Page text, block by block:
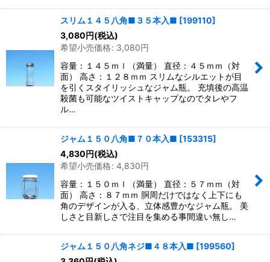
スリム１４５八角■３５本入■ [199110]
3,080円(税込)
希望小売価格: 3,080円
容量：１４５ｍｌ（満量） 直径：４５ｍｍ（対
面） 高さ：１２８ｍｍ スリムなシルエットが目
を引くスタイリッシュなジャム瓶。 充填後の高温
殺菌も可能なツイストキャップなのでタレやフ
ル…
ジャム１５０八角■７０本入■ [153315]
4,830円(税込)
希望小売価格: 4,830円
容量：１５０ｍｌ（満量） 直径：５７ｍｍ（対
面） 高さ：８７ｍｍ 胴周だけではなく上下にも
角のデザインが入る、立体感豊かなジャム瓶。 美
しさと目新しさで注目を集める事間違い無し…
ジャム１５０八角ネジ■４８本入■ [199560]